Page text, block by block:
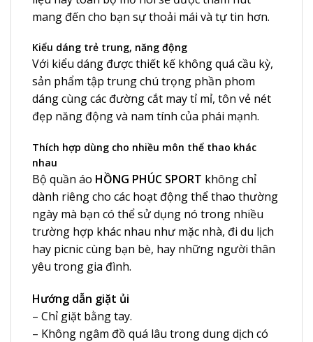
mang đến cho bạn sự thoải mái và tự tin hơn.
Kiểu dáng trẻ trung, năng động
Với kiểu dáng được thiết kế không quá cầu kỳ,
sản phẩm tập trung chú trọng phần phom
dáng cùng các đường cắt may tỉ mỉ, tôn vẻ nét
đẹp năng động và nam tính của phái mạnh.
Thích hợp dùng cho nhiều môn thể thao khác
nhau
Bộ quần áo HỒNG PHÚC SPORT không chỉ
dành riêng cho các hoạt động thể thao thường
ngày mà bạn có thể sử dụng nó trong nhiều
trường hợp khác nhau như mặc nhà, đi du lịch
hay picnic cùng bạn bè, hay những người thân
yêu trong gia đình.
Hướng dẫn giặt ủi
– Chỉ giặt bằng tay.
– Không ngâm đồ quá lâu trong dung dịch có